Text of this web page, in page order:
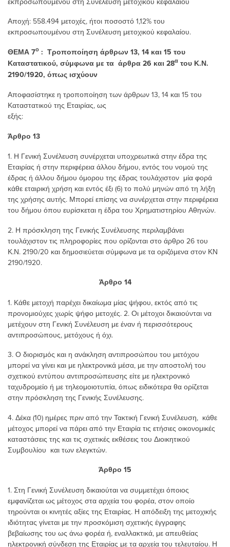
Αποχή: 558.494 μετοχές, ήτοι ποσοστό 1,12% του
εκπροσωπουμένου στη Συνέλευση μετοχικού κεφαλαίου.
ΘΕΜΑ 7ο : Τροποποίηση άρθρων 13, 14 και 15 του
Καταστατικού, σύμφωνα με τα άρθρα 26 και 28α του Κ.Ν.
2190/1920, όπως ισχύουν
Αποφασίστηκε η τροποποίηση των άρθρων 13, 14 και 15 του
Καταστατικού της Εταιρίας, ως
εξής:
Άρθρο 13
1. Η Γενική Συνέλευση συνέρχεται υποχρεωτικά στην έδρα της
Εταιρίας ή στην περιφέρεια άλλου δήμου, εντός του νομού της
έδρας ή άλλου δήμου όμορου της έδρας τουλάχιστον μία φορά
κάθε εταιρική χρήση και εντός έξι (6) το πολύ μηνών από τη λήξη
της χρήσης αυτής. Μπορεί επίσης να συνέρχεται στην περιφέρεια
του δήμου όπου ευρίσκεται η έδρα του Χρηματιστηρίου Αθηνών.
2. Η πρόσκληση της Γενικής Συνέλευσης περιλαμβάνει
τουλάχιστον τις πληροφορίες που ορίζονται στο άρθρο 26 του
Κ.Ν. 2190/20 και δημοσιεύεται σύμφωνα με τα οριζόμενα στον ΚΝ
2190/1920.
Άρθρο 14
1. Κάθε μετοχή παρέχει δικαίωμα μίας ψήφου, εκτός από τις
προνομιούχες χωρίς ψήφο μετοχές. 2. Οι μέτοχοι δικαιούνται να
μετέχουν στη Γενική Συνέλευση με έναν ή περισσότερους
αντιπροσώπους, μετόχους ή όχι.
3. Ο διορισμός και η ανάκληση αντιπροσώπου του μετόχου
μπορεί να γίνει και με ηλεκτρονικά μέσα, με την αποστολή του
σχετικού εντύπου αντιπροσώπευσης είτε με ηλεκτρονικό
ταχυδρομείο ή με τηλεομοιοτυπία, όπως ειδικότερα θα ορίζεται
στην πρόσκληση της Γενικής Συνέλευσης.
4. Δέκα (10) ημέρες πριν από την Τακτική Γενική Συνέλευση, κάθε
μέτοχος μπορεί να πάρει από την Εταιρία τις ετήσιες οικονομικές
καταστάσεις της και τις σχετικές εκθέσεις του Διοικητικού
Συμβουλίου και των ελεγκτών.
Άρθρο 15
1. Στη Γενική Συνέλευση δικαιούται να συμμετέχει όποιος
εμφανίζεται ως μέτοχος στα αρχεία του φορέα, στον οποίο
τηρούνται οι κινητές αξίες της Εταιρίας. Η απόδειξη της μετοχικής
ιδιότητας γίνεται με την προσκόμιση σχετικής έγγραφης
βεβαίωσης του ως άνω φορέα ή, εναλλακτικά, με απευθείας
ηλεκτρονική σύνδεση της Εταιρίας με τα αρχεία του τελευταίου. Η